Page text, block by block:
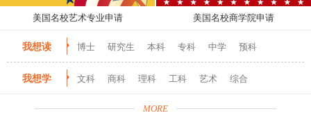
美国名校艺术专业申请 美国名校商学院申请
我想读 博士 研究生 本科 专科 中学 预科
我想学 文科 商科 理科 工科 艺术 综合
MORE